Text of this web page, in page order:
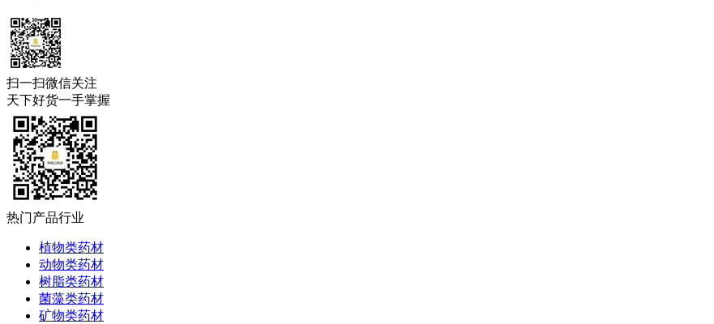
扫一扫微信关注
天下好货一手掌握
热门产品行业
植物类药材
动物类药材
树脂类药材
菌藻类药材
矿物类药材